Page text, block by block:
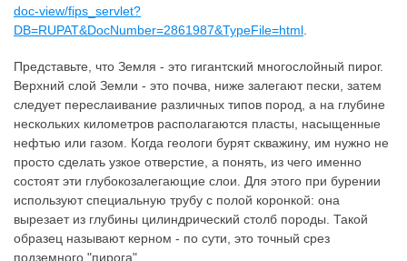
doc-view/fips_servlet?
DB=RUPAT&DocNumber=2861987&TypeFile=html
Представьте, что Земля - это гигантский многослойный пирог.
Верхний слой Земли - это почва, ниже залегают пески, затем
следует переслаивание различных типов пород, а на глубине
нескольких километров располагаются пласты, насыщенные
нефтью или газом. Когда геологи бурят скважину, им нужно не
просто сделать узкое отверстие, а понять, из чего именно
состоят эти глубокозалегающие слои. Для этого при бурении
используют специальную трубу с полой коронкой: она
вырезает из глубины цилиндрический столб породы. Такой
образец называют керном - по сути, это точный срез
подземного "пирога".